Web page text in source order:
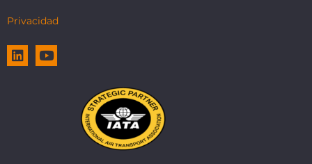
Privacidad